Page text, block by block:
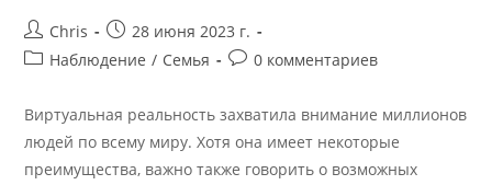
Chris
28 июня 2023 г.
Наблюдение / Семья 0 комментариев
Виртуальная реальность захватила внимание миллионов
людей по всему миру. Хотя она имеет некоторые
преимущества, важно также говорить о возможных